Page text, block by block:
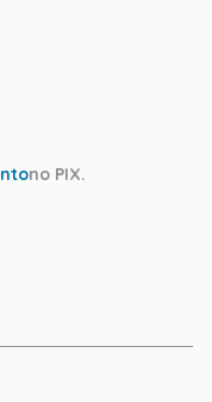
no PIX.